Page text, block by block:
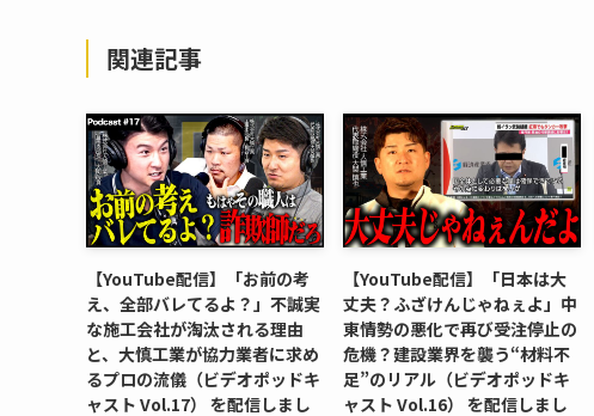
関連記事
【YouTube配信】「お前の考
え、全部バレてるよ？」不誠実
な施工会社が淘汰される理由
と、大慎工業が協力業者に求め
るプロの流儀（ビデオポッドキ
ャスト Vol.17） を配信しまし
【YouTube配信】「日本は大
丈夫？ふざけんじゃねぇよ」中
東情勢の悪化で再び受注停止の
危機？建設業界を襲う“材料不
足”のリアル（ビデオポッドキ
ャスト Vol.16） を配信しまし